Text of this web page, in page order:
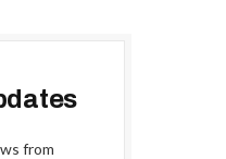
from